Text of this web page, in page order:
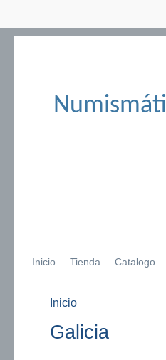
Inicio Tienda Catalogo
Inicio
Galicia